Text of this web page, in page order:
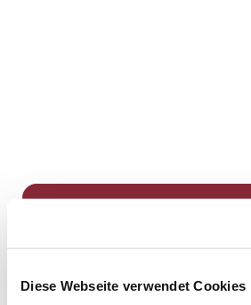
Diese Webseite verwendet Cookies
Dies könnte